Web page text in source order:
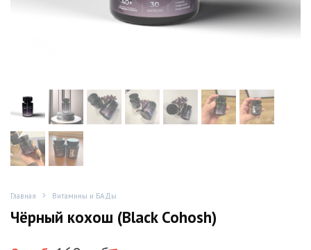
Главная Витамины и БАДы
Чёрный кохош (Black Cohosh)